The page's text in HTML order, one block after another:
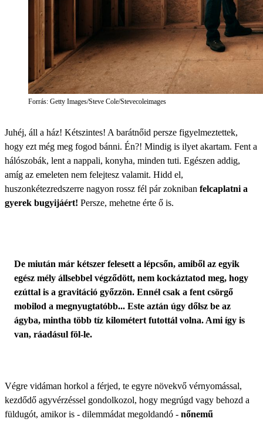
Forrás: Getty Images/Steve Cole/Stevecoleimages
Juhéj, áll a ház! Kétszintes! A barátnőid persze figyelmeztettek,
hogy ezt még meg fogod bánni. Én?! Mindig is ilyet akartam. Fent a
hálószobák, lent a nappali, konyha, minden tuti. Egészen addig,
amíg az emeleten nem felejtesz valamit. Hidd el,
huszonkétezredszerre nagyon rossz fél pár zokniban felcaplatni a
gyerek bugyijáért! Persze, mehetne érte ő is.
De miután már kétszer felesett a lépcsőn, amiből az egyik
egész mély állsebbel végződött, nem kockáztatod meg, hogy
ezúttal is a gravitáció győzzön. Ennél csak a fent csörgő
mobilod a megnyugtatóbb... Este aztán úgy dőlsz be az
ágyba, mintha több tíz kilométert futottál volna. Ami így is
van, ráadásul föl-le.
Végre vidáman horkol a férjed, te egyre növekvő vérnyomással,
kezdődő agyvérzéssel gondolkozol, hogy megrúgd vagy behozd a
füldugót, amikor is - dilemmádat megoldandó - nőnemű